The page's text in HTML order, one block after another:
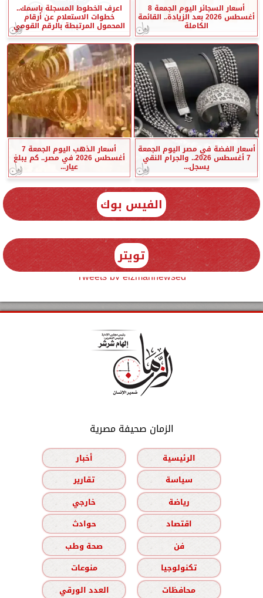
أسعار السجائر اليوم الجمعة 8
أغسطس 2026 بعد الزيادة.. القائمة
الكاملة
اعرف الخطوط المسجلة باسمك..
خطوات الاستعلام عن أرقام
المحمول المرتبطة بالرقم القومي
أسعار الفضة في مصر اليوم الجمعة
7 أغسطس 2026.. والجرام النقي
يسجل...
أسعار الذهب اليوم الجمعة 7
أغسطس 2026 في مصر.. كم يبلغ
عيار...
الفيس بوك
تويتر
Tweets by elzmannewseg
الزمان صحيفة مصرية
الرئيسية
أخبار
سياسة
تقارير
رياضة
خارجي
اقتصاد
حوادث
فن
صحة وطب
تكنولوجيا
منوعات
محافظات
العدد الورقي